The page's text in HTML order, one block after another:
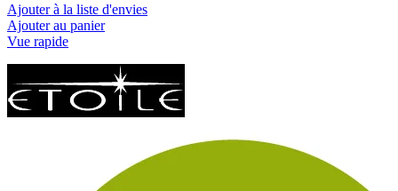
Ajouter à la liste d'envies
Ajouter au panier
Vue rapide